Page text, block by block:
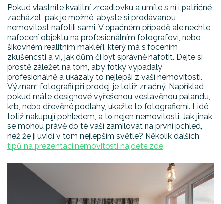
Pokud vlastníte kvalitní zrcadlovku a umíte s ní i patřičně
zacházet, pak je možné, abyste si prodávanou
nemovitost nafotili sami. V opačném případě ale nechte
nafocení objektu na profesionálním fotografovi, nebo
šikovném realitním makléři, který má s focením
zkušenosti a ví, jak dům či byt správně nafotit. Dejte si
prostě záležet na tom, aby fotky vypadaly
profesionálně a ukázaly to nejlepší z vaší nemovitosti.
Význam fotografií při prodeji je totiž značný. Například
pokud máte designově vyřešenou vestavěnou palandu,
krb, nebo dřevěné podlahy, ukažte to fotografiemi. Lidé
totiž nakupují pohledem, a to nejen nemovitosti. Jak jinak
se mohou právě do té vaší zamilovat na první pohled,
než že ji uvidí v tom nejlepším světle? Několik dalších
tipů na prezentaci nemovitosti najdete zde.